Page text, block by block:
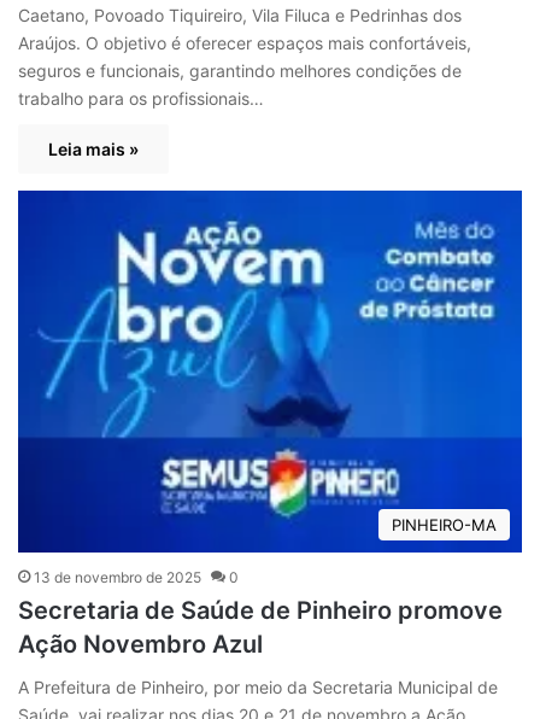
Caetano, Povoado Tiquireiro, Vila Filuca e Pedrinhas dos
Araújos. O objetivo é oferecer espaços mais confortáveis,
seguros e funcionais, garantindo melhores condições de
trabalho para os profissionais…
Leia mais »
PINHEIRO-MA
13 de novembro de 2025 0
Secretaria de Saúde de Pinheiro promove
Ação Novembro Azul
A Prefeitura de Pinheiro, por meio da Secretaria Municipal de
Saúde, vai realizar nos dias 20 e 21 de novembro a Ação